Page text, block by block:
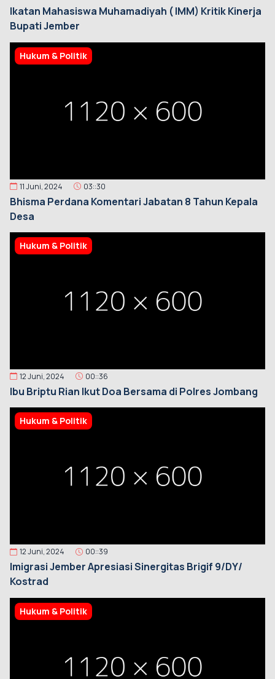
Ikatan Mahasiswa Muhamadiyah ( IMM) Kritik Kinerja
Bupati Jember
Hukum & Politik
11 Juni, 2024 03::30
Bhisma Perdana Komentari Jabatan 8 Tahun Kepala
Desa
Hukum & Politik
12 Juni, 2024 00::36
Ibu Briptu Rian Ikut Doa Bersama di Polres Jombang
Hukum & Politik
12 Juni, 2024 00::39
Imigrasi Jember Apresiasi Sinergitas Brigif 9/DY/
Kostrad
Hukum & Politik